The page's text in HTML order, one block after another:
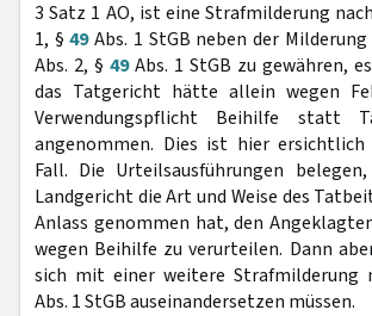
3 Satz 1 AO, ist eine Strafmilderung
1, §49Abs. 1 StGB neben der Milderung
Abs. 2, § 49Abs. 1 StGB zu gewähren,
das Tatgericht hätte allein wegen
Verwendungspflicht Beihilfe statt
angenommen. Dies ist hier
Fall. Die Urteilsausführungen
Landgericht die Art und Weise des
Anlass genommen hat, den
wegen Beihilfe zu verurteilen. Dann
sich mit einer weitere Strafmilderung
Abs. 1 StGB auseinandersetzen müssen.